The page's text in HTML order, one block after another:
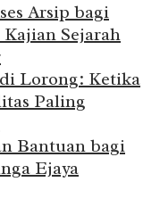
Arsip bagi
Sejarah
Lorong: Ketika
Paling
Bantuan bagi
Ejaya